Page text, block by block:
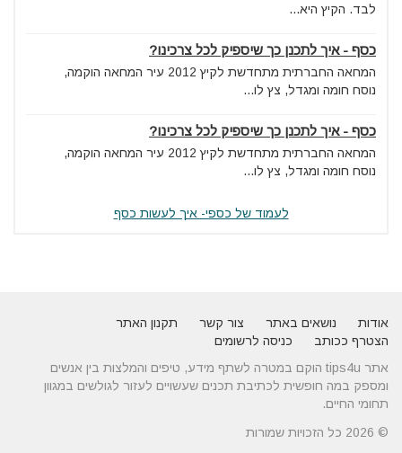
לבד. הקיץ היא...
כסף - איך לתכנן כך שיספיק לכל צרכינו?
המחאה החברתית מתחדשת לקיץ 2012 עיר המחאה הוקמה,
נוסח חומה ומגדל, צץ לו...
כסף - איך לתכנן כך שיספיק לכל צרכינו?
המחאה החברתית מתחדשת לקיץ 2012 עיר המחאה הוקמה,
נוסח חומה ומגדל, צץ לו...
לעמוד של כספי- איך לעשות כסף
אודות נושאים באתר צור קשר
תקנון האתר
הצטרף ככותב
כניסה לרשומים
אתר tips4u הוקם במטרה לשתף מידע, טיפים והמלצות בין אנשים
ומספק במה חופשית לכתיבת תכנים שעשויים לעזור לגולשים במגוון
תחומי החיים.
© 2026 כל הזכויות שמורות